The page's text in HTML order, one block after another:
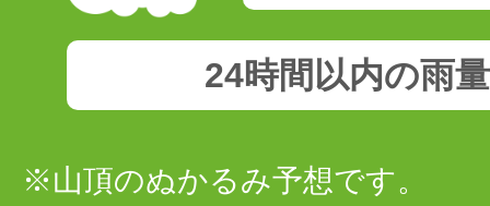
24時間以内の雨
※山頂のぬかるみ予想です。